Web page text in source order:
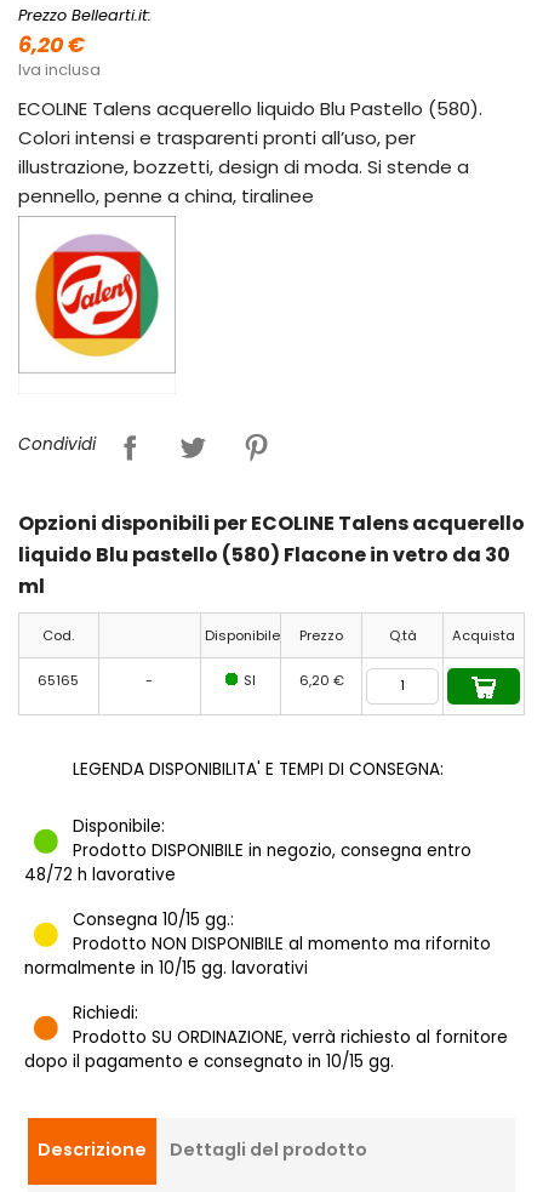
Prezzo Bellearti.it:
6,20 €
Iva inclusa
ECOLINE Talens acquerello liquido Blu Pastello (580).
Colori intensi e trasparenti pronti all’uso, per
illustrazione, bozzetti, design di moda. Si stende a
pennello, penne a china, tiralinee
Condividi
Opzioni disponibili per ECOLINE Talens acquerello
liquido Blu pastello (580) Flacone in vetro da 30
ml
Cod. Disponibile Prezzo Q.tà Acquista
65165 - SI 6,20 €
LEGENDA DISPONIBILITA' E TEMPI DI CONSEGNA:
Disponibile:
Prodotto DISPONIBILE in negozio, consegna entro
48/72 h lavorative
Consegna 10/15 gg.:
Prodotto NON DISPONIBILE al momento ma rifornito
normalmente in 10/15 gg. lavorativi
Richiedi:
Prodotto SU ORDINAZIONE, verrà richiesto al fornitore
dopo il pagamento e consegnato in 10/15 gg.
Descrizione Dettagli del prodotto